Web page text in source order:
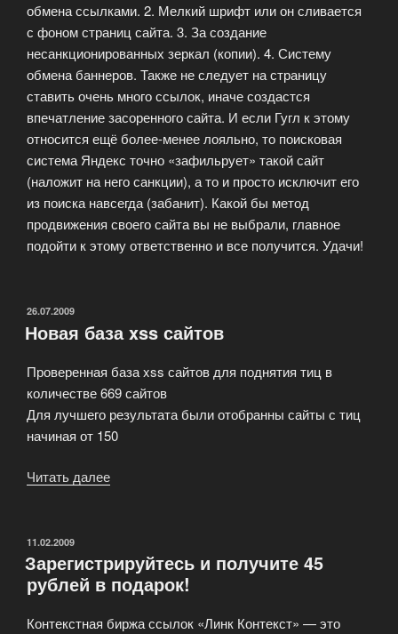
обмена ссылками. 2. Мелкий шрифт или он сливается
с фоном страниц сайта. 3. За создание
несанкционированных зеркал (копии). 4. Систему
обмена баннеров. Также не следует на страницу
ставить очень много ссылок, иначе создастся
впечатление засоренного сайта. И если Гугл к этому
относится ещё более-менее лояльно, то поисковая
система Яндекс точно «зафильрует» такой сайт
(наложит на него санкции), а то и просто исключит его
из поиска навсегда (забанит). Какой бы метод
продвижения своего сайта вы не выбрали, главное
подойти к этому ответственно и все получится. Удачи!
ОПУБЛИКОВАНО
26.07.2009
Новая база xss сайтов
Проверенная база xss сайтов для поднятия тиц в
количестве 669 сайтов
Для лучшего результата были отобранны сайты с тиц
начиная от 150
Читать далее
ОПУБЛИКОВАНО
11.02.2009
Зарегистрируйтесь и получите 45
рублей в подарок!
Контекстная биржа ссылок «Линк Контекст» — это